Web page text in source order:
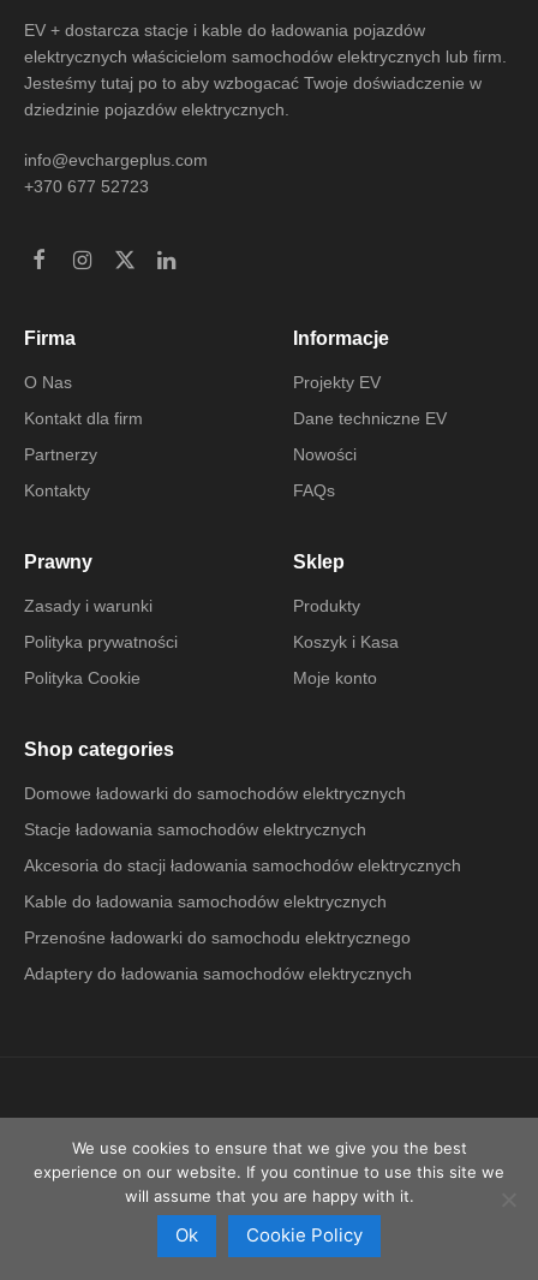
EV + dostarcza stacje i kable do ładowania pojazdów
elektrycznych właścicielom samochodów elektrycznych lub firm.
Jesteśmy tutaj po to aby wzbogacać Twoje doświadczenie w
dziedzinie pojazdów elektrycznych.
info@evchargeplus.com
+370 677 52723
Firma
O Nas
Kontakt dla firm
Partnerzy
Kontakty
Informacje
Projekty EV
Dane techniczne EV
Nowości
FAQs
Prawny
Zasady i warunki
Polityka prywatności
Polityka Cookie
Sklep
Produkty
Koszyk i Kasa
Moje konto
Shop categories
Domowe ładowarki do samochodów elektrycznych
Stacje ładowania samochodów elektrycznych
Akcesoria do stacji ładowania samochodów elektrycznych
Kable do ładowania samochodów elektrycznych
Przenośne ładowarki do samochodu elektrycznego
Adaptery do ładowania samochodów elektrycznych
EV + BalticsEV + International EV + USA
© 2026 EV Charge +
We use cookies to ensure that we give you the best
experience on our website. If you continue to use this site we
will assume that you are happy with it.
Ok Cookie Policy